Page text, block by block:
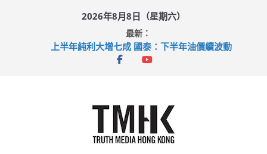
2026年8月8日（星期六）
最新：
上半年純利大增七成 國泰：下半年油價續波動
拜仁熱身賽挫維拉 啟德主場館奪錦標